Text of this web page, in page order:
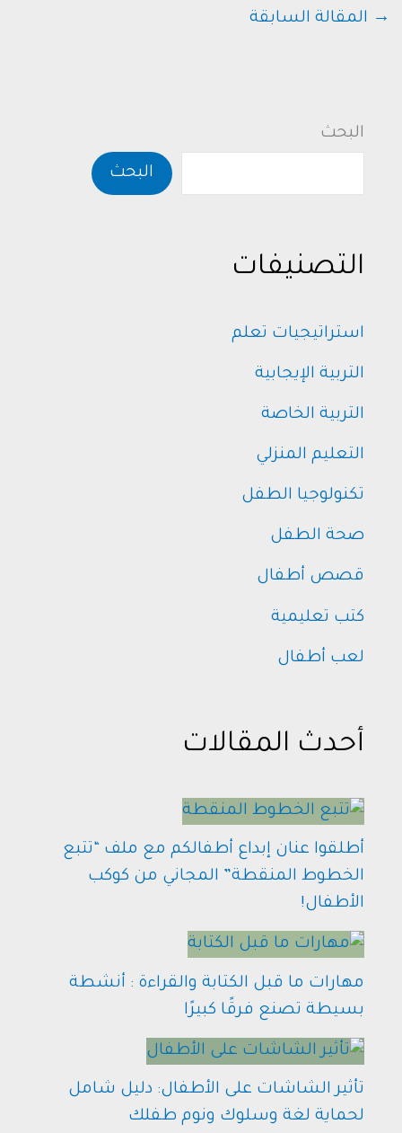
→ المقالة السابقة
البحث
البحث
التصنيفات
استراتيجيات تعلم
التربية الإيجابية
التربية الخاصة
التعليم المنزلي
تكنولوجيا الطفل
صحة الطفل
قصص أطفال
كتب تعليمية
لعب أطفال
أحدث المقالات
أطلقوا عنان إبداع أطفالكم مع ملف “تتبع
الخطوط المنقطة” المجاني من كوكب
الأطفال!
مهارات ما قبل الكتابة والقراءة : أنشطة
بسيطة تصنع فرقًا كبيرًا
تأثير الشاشات على الأطفال: دليل شامل
لحماية لغة وسلوك ونوم طفلك